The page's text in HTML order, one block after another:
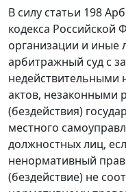
В силу статьи 198
кодекса Российской
организации и иные
арбитражный суд с
недействительными
актов, незаконными
(бездействия)
местного
должностных лиц,
ненормативный
(бездействие) не